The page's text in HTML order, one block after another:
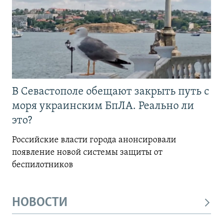
В Севастополе обещают закрыть путь с
моря украинским БпЛА. Реально ли
это?
Российские власти города анонсировали
появление новой системы защиты от
беспилотников
НОВОСТИ